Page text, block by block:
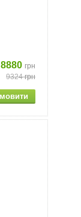
8880 грн
9324грн